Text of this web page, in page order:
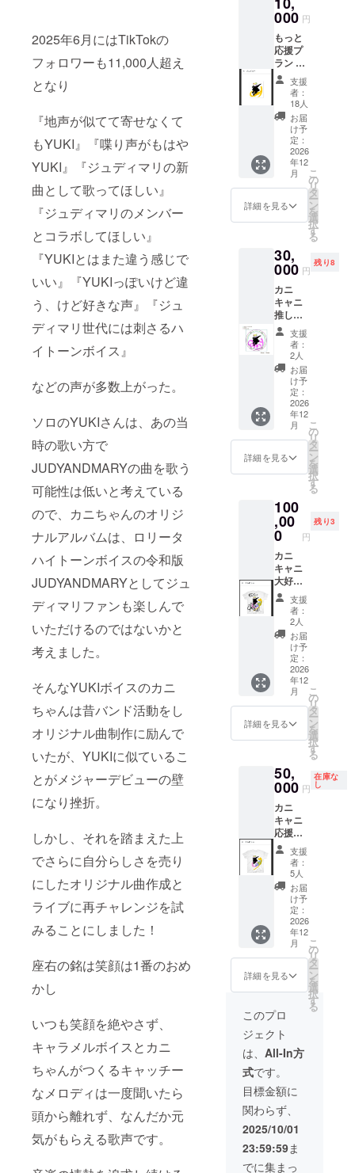
2025年6月にはTikTokの
フォロワーも11,000人超え
となり
『地声が似てて寄せなくて
もYUKI』『喋り声がもはや
YUKI』『ジュディマリの新
曲として歌ってほしい』
『ジュディマリのメンバー
とコラボしてほしい』
『YUKIとはまた違う感じで
いい』『YUKIっぽいけど違
う、けど好きな声』『ジュ
ディマリ世代には刺さるハ
イトーンボイス』
などの声が多数上がった。
ソロのYUKIさんは、あの当
時の歌い方で
JUDYANDMARYの曲を歌う
可能性は低いと考えている
ので、カニちゃんのオリジ
ナルアルバムは、ロリータ
ハイトーンボイスの令和版
JUDYANDMARYとしてジュ
ディマリファンも楽しんで
いただけるのではないかと
考えました。
そんなYUKIボイスのカニ
ちゃんは昔バンド活動をし
オリジナル曲制作に励んで
いたが、YUKIに似ているこ
とがメジャーデビューの壁
になり挫折。
しかし、それを踏まえた上
でさらに自分らしさを売り
にしたオリジナル曲作成と
ライブに再チャレンジを試
みることにしました！
座右の銘は笑顔は1番のおめ
かし
いつも笑顔を絶やさず、
キャラメルボイスとカニ
ちゃんがつくるキャッチー
なメロディは一度聞いたら
頭から離れず、なんだか元
気がもらえる歌声です。
ト恩田快人
さんにも認
知され、東
京事変の
ベーシスト
亀田誠治さ
んから絶賛
自身のバン
ドでNHK音
楽番組
グランプリ
を受賞。
作詞作曲を
手がけた
CD(アルバム
3枚)発売。
ガールズバ
ンドCHAI等
アーに参加
してもらい
東京、大
阪、神戸、
名古屋等ツ
シンガーに
作詞作曲で
現在も音楽
仲間とミニ
アルバムな
どを制作
金山マル
シェ等野外
コンサート
などに出演
ミュージカ
ル劇団入団
theater
3作品出演
昨年退団
東京でライ
ブ出演など
⚫︎ボーカルイ
ンストラク
ターの資格
ミュージカ
ルアニーの
ション合格
ボーカル教
室で講師を
務めている
⚫︎出張、オン
ライン、個
人ボイトレ
レッスン講
⚫︎現在は、
ム）を
掲載し
ます。
※支援
時、必
ず備考
欄に希
望され
るお名
前をご
記入く
ださ
い。
（不適
切な表
現のも
ルバム
作成の
目標金
額が達
成でき
なかっ
た場
合、一
曲でも
セルフ
で簡易
のCDを
制作
し、そ
のセル
フ歌詞
カード
ジを設
け、記
載しま
す。
000 円
もっと
応援プ
ラン ①
お名前
掲載
（応援
プラン
と同
様） ②
限定ス
テッ
カー
（3cm×
3cmほ
ど） ③
一言
セージ
（記載
いただ
いた
メール
アドレ
スにて
お送り
しま
す） ※
支援
時、必
ず備考
欄に希
望され
るお名
前をご
（不適
切な表
現のも
のは不
可）
※CDア
ルバム
作成の
目標金
額が達
成でき
なかっ
た場
合、一
曲でも
セルフ
で簡易
のCDを
フ歌詞
カード
のクレ
ジット
のペー
ジを設
け、記
載しま
す。
支援
者：
18人
お届
け予
定：
2026
年12
月
詳細を見る
こ
の
リ
タ
ー
ン
を
選
択
す
る
30,
000 円
残り8
︎カニ
キャニ
推しお
すすめ
プラン︎
①サイ
ン入り
ツー
ショッ
トチェ
キ ②一
言メッ
セージ
（10秒
程度）
メール
スに
ファイ
ルで添
付しま
す！ ③
歌詞
カード
名前記
載（応
援プラ
ンと同
様） ④
限定缶
バッジ
提供
（サイ
ズ画像
参照）
※支援
時、必
欄に希
望され
るお名
前をご
記入く
ださ
い。
（不適
切な表
現のも
のは不
可） ※
リクエ
スト
メッ
セージ
に関し
表現は
不可。
※CDア
ルバム
作成の
目標金
額が達
成でき
なかっ
た場
合、一
曲でも
セルフ
支援
者：
2人
お届
け予
定：
2026
年12
月
詳細を見る
こ
の
リ
タ
ー
ン
を
選
択
す
る
100
,00
0 円
残り3
カニ
キャニ
大好き
スペ
シャル
プラン
①ライ
ブご招
待 2026
年8月ご
ろ名古
屋市内
のライ
ブハウ
スで 名
古屋の
ナル曲
でワン
マンラ
イブ予
定 支援
者様の
交通費
や滞在
費：支
援者様
の交通
費や滞
在費は
各自で
ご負担
くださ
い。 支
絡方
法：詳
細は
メール
で連絡
しま
す。 ②
名前サ
イン入
り限定T
シャツ
提供
（画像
支援
者：
2人
お届
け予
定：
2026
年12
月
詳細を見る
こ
の
リ
タ
ー
ン
を
選
択
す
る
50,
000 円
在庫な
し
カニ
キャニ
応援ス
ペシャ
ルプラ
モ音源
提供2曲
作成し
た新曲
の中か
ら発表
前の音
源の提
供を記
載して
いた
メール
アドレ
スにて
ファイ
ルで提
供させ
ていた
だきま
す。 ※
備考欄
にご連
絡先を
支援
者：
5人
お届
け予
定：
2026
年12
月
詳細を見る
こ
の
リ
タ
ー
ン
を
選
択
す
る
このプロ
ジェクト
は、 All-In方
式です。
目標金額に
関わらず、
2025/10/01
23:59:59ま
でに集まっ